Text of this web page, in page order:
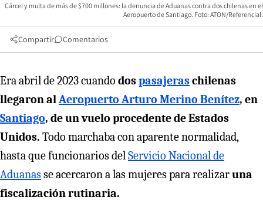
Cárcel y multa de más de $700 millones: la denuncia de Aduanas contra dos chilenas en el
Aeropuerto de Santiago. Foto: ATON/Referencial.
Compartir Comentarios
Era abril de 2023 cuando dospasajeraschilenas
llegaron alAeropuerto Arturo Merino Benítez, en
Santiago, de un vuelo procedente de Estados
Unidos. Todo marchaba con aparente normalidad,
hasta que funcionarios delServicio Nacional de
Aduanasse acercaron a las mujeres para realizaruna
fiscalización rutinaria.